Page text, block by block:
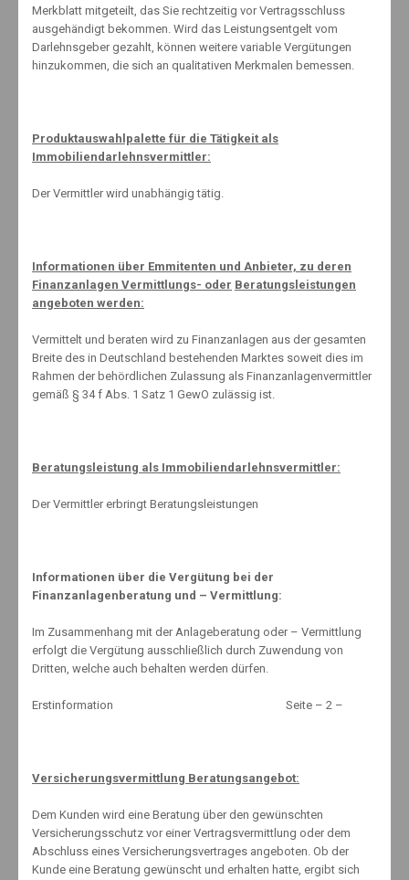
About The Author
Related Posts
Neue wichtige Bücher Im Handel
4. Januar 2019
K F Z – Unfall
5. Januar 2019
Vermögen braucht Zeit
21. April 2019
Anschlussfinanzierung – Umschuldung
www.schnell-mal-sparen.com (extern)
Merkblatt mitgeteilt, das Sie rechtzeitig vor Vertragsschluss
ausgehändigt bekommen. Wird das Leistungsentgelt vom
Darlehnsgeber gezahlt, können weitere variable Vergütungen
hinzukommen, die sich an qualitativen Merkmalen bemessen.
Produktauswahlpalette für die Tätigkeit als
Immobiliendarlehnsvermittler:
Der Vermittler wird unabhängig tätig.
Informationen über Emmitenten und Anbieter, zu deren
Finanzanlagen Vermittlungs- oder Beratungsleistungen
angeboten werden:
Vermittelt und beraten wird zu Finanzanlagen aus der gesamten
Breite des in Deutschland bestehenden Marktes soweit dies im
Rahmen der behördlichen Zulassung als Finanzanlagenvermittler
gemäß § 34 f Abs. 1 Satz 1 GewO zulässig ist.
Beratungsleistung als Immobiliendarlehnsvermittler:
Der Vermittler erbringt Beratungsleistungen
Informationen über die Vergütung bei der
Finanzanlagenberatung und – Vermittlung:
Im Zusammenhang mit der Anlageberatung oder – Vermittlung
erfolgt die Vergütung ausschließlich durch Zuwendung von
Dritten, welche auch behalten werden dürfen.
Erstinformation Seite – 2 –
Versicherungsvermittlung Beratungsangebot:
Dem Kunden wird eine Beratung über den gewünschten
Versicherungsschutz vor einer Vertragsvermittlung oder dem
Abschluss eines Versicherungsvertrages angeboten. Ob der
Kunde eine Beratung gewünscht und erhalten hatte, ergibt sich